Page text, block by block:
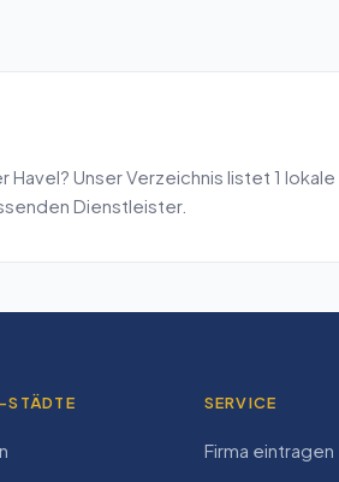
Havel? Unser Verzeichnis listet 1
Dienstleister.
STÄDTE SERVICE
Firma eintragen